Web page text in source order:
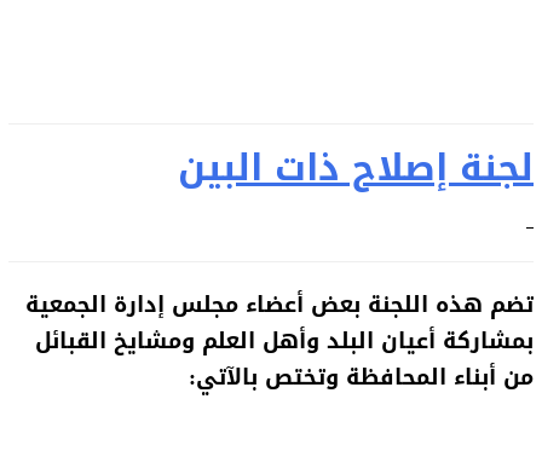
لجنة إصلاح ذات البين
تضم هذه اللجنة بعض أعضاء مجلس إدارة الجمعية
بمشاركة أعيان البلد وأهل العلم ومشايخ القبائل
من أبناء المحافظة وتختص بالآتي: